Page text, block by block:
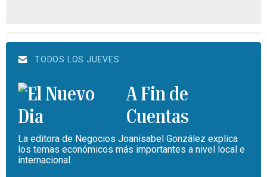
TODOS LOS JUEVES
A Fin de
Cuentas
La editora de Negocios Joanisabel González explica
los temas económicos más importantes a nivel local e
internacional.